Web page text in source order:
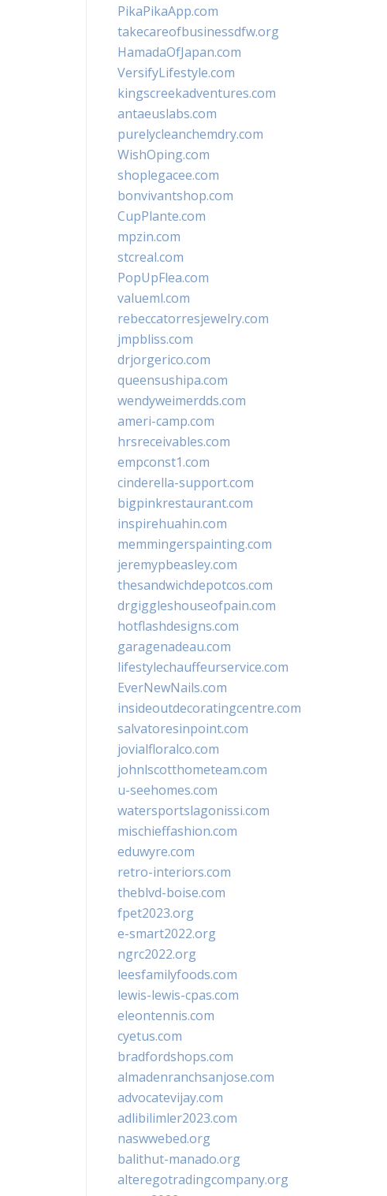
PikaPikaApp.com
takecareofbusinessdfw.org
HamadaOfJapan.com
VersifyLifestyle.com
kingscreekadventures.com
antaeuslabs.com
purelycleanchemdry.com
WishOping.com
shoplegacee.com
bonvivantshop.com
CupPlante.com
mpzin.com
stcreal.com
PopUpFlea.com
valueml.com
rebeccatorresjewelry.com
jmpbliss.com
drjorgerico.com
queensushipa.com
wendyweimerdds.com
ameri-camp.com
hrsreceivables.com
empconst1.com
cinderella-support.com
bigpinkrestaurant.com
inspirehuahin.com
memmingerspainting.com
jeremypbeasley.com
thesandwichdepotcos.com
drgiggleshouseofpain.com
hotflashdesigns.com
garagenadeau.com
lifestylechauffeurservice.com
EverNewNails.com
insideoutdecoratingcentre.com
salvatoresinpoint.com
jovialfloralco.com
johnlscotthometeam.com
u-seehomes.com
watersportslagonissi.com
mischieffashion.com
eduwyre.com
retro-interiors.com
theblvd-boise.com
fpet2023.org
e-smart2022.org
ngrc2022.org
leesfamilyfoods.com
lewis-lewis-cpas.com
eleontennis.com
cyetus.com
bradfordshops.com
almadenranchsanjose.com
advocatevijay.com
adlibilimler2023.com
naswwebed.org
balithut-manado.org
alteregotradingcompany.org